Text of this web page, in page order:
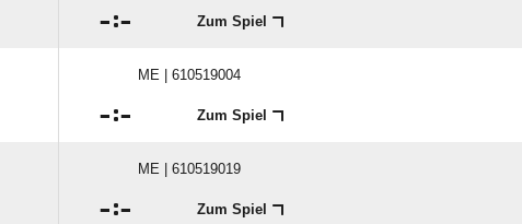
: Zum Spiel
ME | 610519004
: Zum Spiel
ME | 610519019
: Zum Spiel